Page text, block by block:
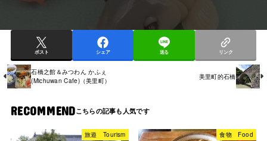
ポスト シェア 送る リンク
石橋之館＆みつわん かふぇ
(Michuwan Cafe)（美里町）
美里町的石橋
RECOMMEND
旅遊 Tourism 食物 Food